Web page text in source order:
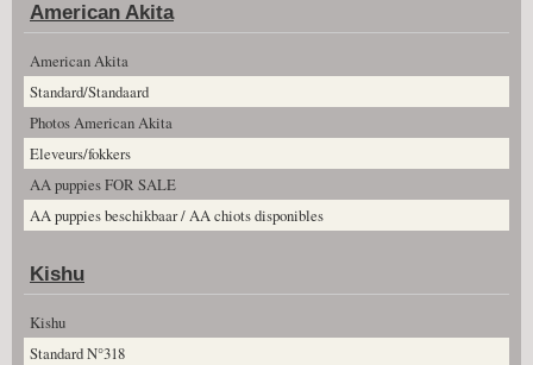
American Akita
American Akita
Standard/Standaard
Photos American Akita
Eleveurs/fokkers
AA puppies FOR SALE
AA puppies beschikbaar / AA chiots disponibles
Kishu
Kishu
Standard N°318